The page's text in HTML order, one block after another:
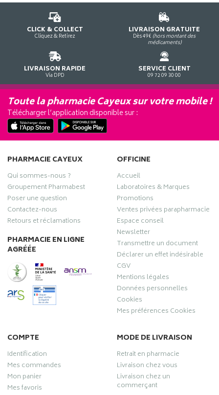
CLICK & COLLECT
Cliquez & Retirez
LIVRAISON GRATUITE
Dès 49€ (hors montant des
médicaments)
LIVRAISON RAPIDE
Via DPD
SERVICE CLIENT
09 72 09 30 00
Toute la pharmacie Cayeux sur votre mobile !
Télécharger l’application disponible sur :
PHARMACIE CAYEUX
Qui sommes-nous ?
Groupement Pharmabest
Poser une question
Contactez-nous
Retours et réclamations
PHARMACIE EN LIGNE
AGRÉÉE
OFFICINE
Accueil
Laboratoires & Marques
Promotions
Ventes privées parapharmacie
Espace conseil
Newsletter
Transmettre un document
Déclarer un effet indésirable
CGV
Mentions légales
Données personnelles
Cookies
Mes préférences Cookies
COMPTE
Identification
Mes commandes
Mon panier
Mes favoris
MODE DE LIVRAISON
Retrait en pharmacie
Livraison chez vous
Livraison chez un
commerçant